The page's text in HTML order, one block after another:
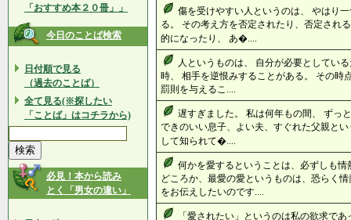
「おすすめ本２０冊」」
今日のことば検索
日付順で見る
（過去のことば）
全て見る(※探したい
「ことば」はコチラから)
必見！本から読み
とく「男女の違い」
傷を受けやすい人というのは、 やはり
る。 その考え方を否定されたり、否定され
的になったり、 あ�....
人というものは、 自分が必要としてい
時、 相手を逆恨みすることがある。 その時
罰則を与えるこ....
遅すぎました。 私は何年もの間、 ずっ
できのいい息子、よい夫、すぐれた父親と
して知られて�....
何かを愛するということは、必ずしも
どころか、最愛の愛というものは、恐らく
をお伝えしたいのです....
「愛されたい」というのは私の欲求で